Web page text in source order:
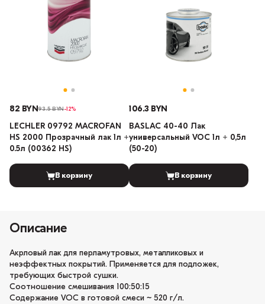
82 BYN93.5 BYN-12%
LECHLER 09792 MACROFAN
HS 2000 Прозрачный лак 1л +
0.5л (00362 HS)
В корзину
106.3 BYN
BASLAC 40-40 Лак
универсальный VOC 1л + 0,5л
(50-20)
В корзину
Описание
Акрловый лак для перламутровых, металликовых и
неэффектных покрытий. Применяется для подложек,
требующих быстрой сушки.
Соотношение смешивания 100:50:15
Содержание VOC в готовой смеси ~ 520 г/л.